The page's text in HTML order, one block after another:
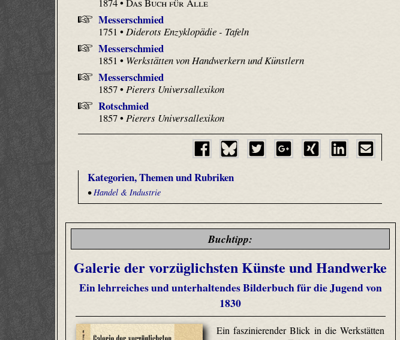
Messerschmied
1751 •Diderots Enzyklopädie - Tafeln
Messerschmied
1851 • Werkstätten von Handwerkern und Künstlern
Messerschmied
1857 •Pierers Universallexikon
Rotschmied
1857 •Pierers Universallexikon
Kategorien, Themen und Rubriken
•Handel & Industrie
Buchtipp:
Galerie der vorzüglichsten Künste und Handwerke
Ein lehrreiches und unterhaltendes Bilderbuch für die Jugend von
1830
Ein faszinierender Blick in die Werkstätten